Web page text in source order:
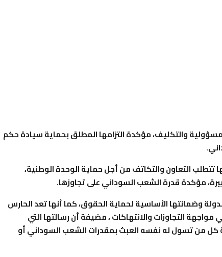
والتكليف، مؤكدة التزامها المطلق بحماية سيادة حكم
التعاون والتكاتف من أجل حماية الوحدة الوطنية،
مؤكدة قدرة الشعب السوداني على تجاوزها.
وضمانتها الأساسية لحماية الحقوق، كما أنها تعد الحارس
التجاوزات والانتهاكات ، مضيفة أن رسالتها التي
من تسول له نفسه العبث بمقدرات الشعب السوداني أو